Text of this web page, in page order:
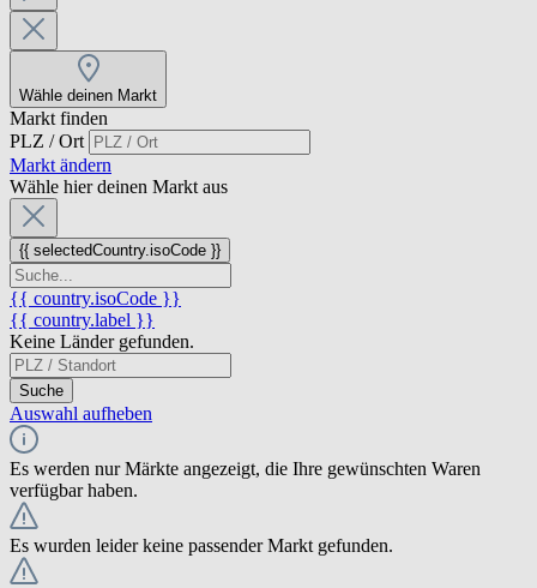
Wähle deinen Markt
Markt finden
PLZ / Ort
Markt ändern
Wähle hier deinen Markt aus
{{ selectedCountry.isoCode }}
{{ country.isoCode }}
{{ country.label }}
Keine Länder gefunden.
Suche
Auswahl aufheben
Es werden nur Märkte angezeigt, die Ihre gewünschten Waren
verfügbar haben.
Es wurden leider keine passender Markt gefunden.